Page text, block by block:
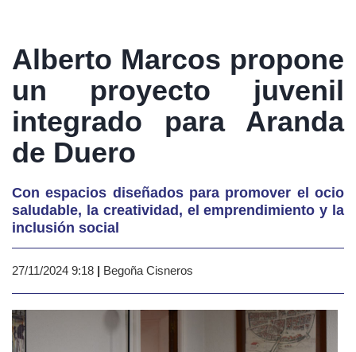
Alberto Marcos propone
un proyecto juvenil
integrado para Aranda
de Duero
Con espacios diseñados para promover el ocio
saludable, la creatividad, el emprendimiento y la
inclusión social
27/11/2024 9:18 | Begoña Cisneros